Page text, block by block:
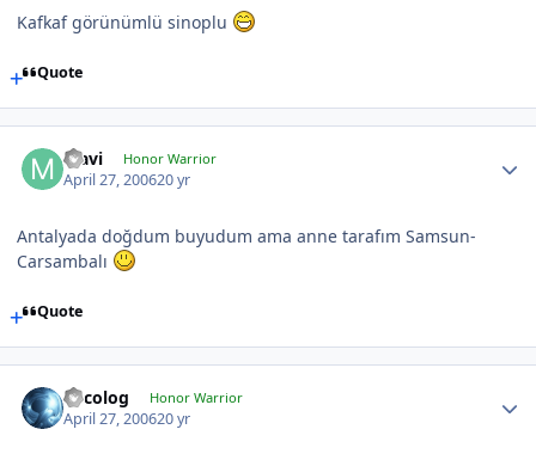
Kafkaf görünümlü sinoplu
Quote
Mavi Honor Warrior
April 27, 200620 yr
Antalyada doğdum buyudum ama anne tarafım Samsun-
Carsambalı
Quote
Orcolog Honor Warrior
April 27, 200620 yr